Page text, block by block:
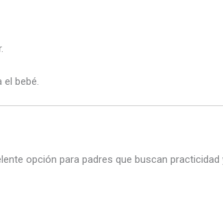
el bebé.
opción para padres que buscan practicidad